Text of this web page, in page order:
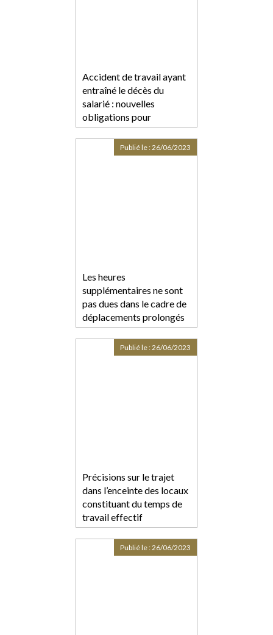
Accident de travail ayant
entraîné le décès du
salarié : nouvelles
obligations pour
l’employeur
Les heures
supplémentaires ne sont
pas dues dans le cadre de
déplacements prolongés
sans retour au domicile en
l’absence de travail
Publié le :26/06/2023
Précisions sur le trajet
dans l’enceinte des locaux
constituant du temps de
travail effectif
Publié le :26/06/2023
Publié le :26/06/2023